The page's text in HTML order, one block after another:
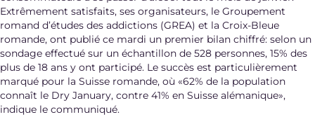
Extrêmement satisfaits, ses organisateurs, le Groupement
romand d’études des addictions (GREA) et la Croix-Bleue
romande, ont publié ce mardi un premier bilan chiffré: selon un
sondage effectué sur un échantillon de 528 personnes, 15% des
plus de 18 ans y ont participé. Le succès est particulièrement
marqué pour la Suisse romande, où «62% de la population
connaît le Dry January, contre 41% en Suisse alémanique»,
indique le communiqué.